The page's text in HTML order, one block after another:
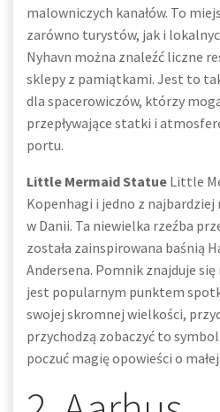
malowniczych kanałów. To
zarówno turystów, jak i
Nyhavn można znaleźć liczne
sklepy z pamiątkami. Jest to
dla spacerowiczów, którzy
przepływające statki i
portu.
Little Mermaid Statue Little
Kopenhagi i jedno z
w Danii. Ta niewielka rzeźba
została zainspirowana baśnią
Andersena. Pomnik znajduje
jest popularnym punktem
swojej skromnej wielkości,
przychodzą zobaczyć to
poczuć magię opowieści o